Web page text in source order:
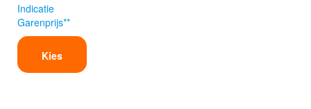
Indicatie
Garenprijs**
Kies